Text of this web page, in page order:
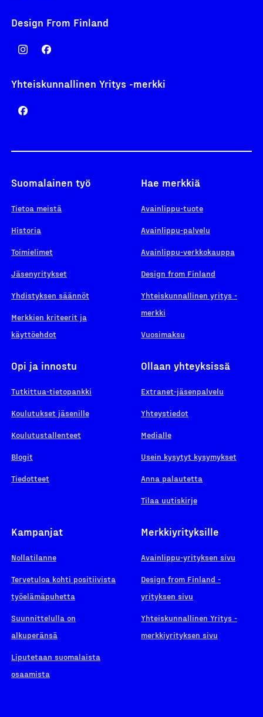
Design From Finland
Yhteiskunnallinen Yritys -merkki
Suomalainen työ
Tietoa meistä
Historia
Toimielimet
Jäsenyritykset
Yhdistyksen säännöt
Merkkien kriteerit ja
käyttöehdot
Hae merkkiä
Avainlippu-tuote
Avainlippu-palvelu
Avainlippu-verkkokauppa
Design from Finland
Yhteiskunnallinen yritys -
merkki
Vuosimaksu
Opi ja innostu
Tutkittua-tietopankki
Koulutukset jäsenille
Koulutustallenteet
Blogit
Tiedotteet
Ollaan yhteyksissä
Extranet-jäsenpalvelu
Yhteystiedot
Medialle
Usein kysytyt kysymykset
Anna palautetta
Tilaa uutiskirje
Kampanjat
Nollatilanne
Tervetuloa kohti positiivista
työelämäpuhetta
Suunnittelulla on
alkuperänsä
Liputetaan suomalaista
osaamista
Merkkiyrityksille
Avainlippu-yrityksen sivu
Design from Finland -
yrityksen sivu
Yhteiskunnallinen Yritys -
merkkiyrityksen sivu